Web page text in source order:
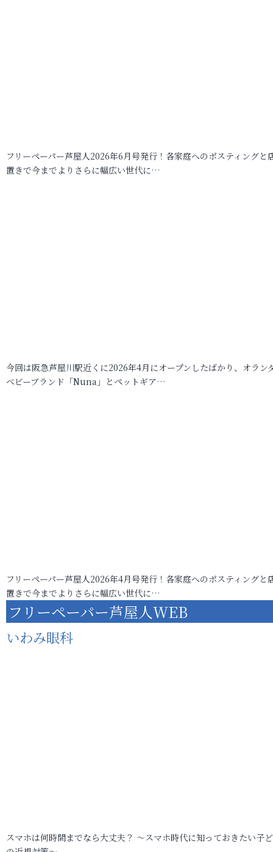
フリーペーパー芦屋人2026年6月号発行！各家庭へのポスティングと
置きで今までよりさらに幅広い世代に…
今回は阪急芦屋川駅近くに2026年4月にオープンしたばかり、オラン
ベビーブランド「Nuna」とペットギア…
フリーペーパー芦屋人2026年4月号発行！各家庭へのポスティングと
置きで今までよりさらに幅広い世代に…
フリーペーパー芦屋人WEB
いわみ眼科
スマホは何時間までなら大丈夫？ ～スマホ時代に知っておきたい子